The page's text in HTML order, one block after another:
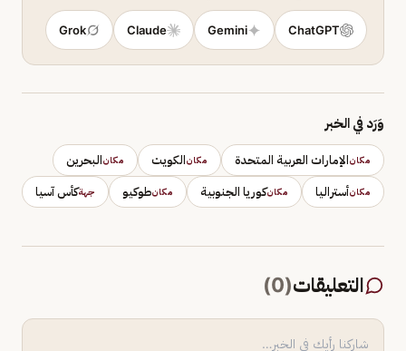
ChatGPT
Gemini
Claude
Grok
وَرَد في الخبر
مكانالإمارات العربية المتحدة مكانالكويت مكانالبحرين
مكانأستراليا مكانكوريا الجنوبية مكانطوكيو جهةكأس آسيا
التعليقات(
0
)